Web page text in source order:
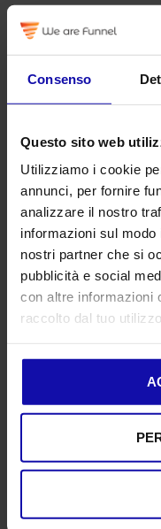
Consenso
Questo sito web
Utilizziamo i cookie
annunci, per fornire
analizzare il nostro
informazioni sul
nostri partner che si
pubblicità e social
con altre informazioni
raccolto dal tuo
Successo
argomenti che
tuo pubblico e
dimostrare la
Promozione
email,
promuovere il
Interazione:
attiva durante
6.
scalare le tue
B2B,
modo efficiente e